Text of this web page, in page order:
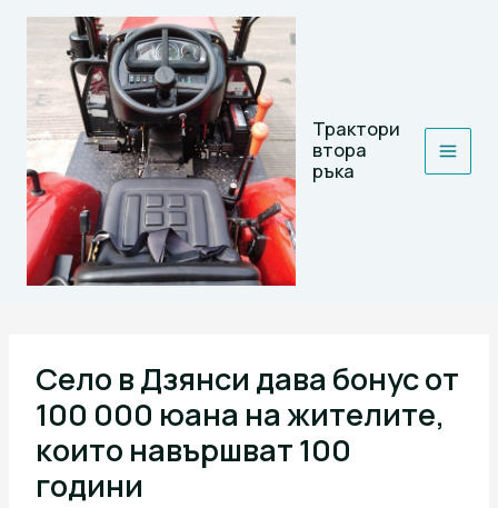
Skip
Трактори
втора
ръка
Село в Дзянси дава бонус от
100 000 юана на жителите,
които навършват 100
години